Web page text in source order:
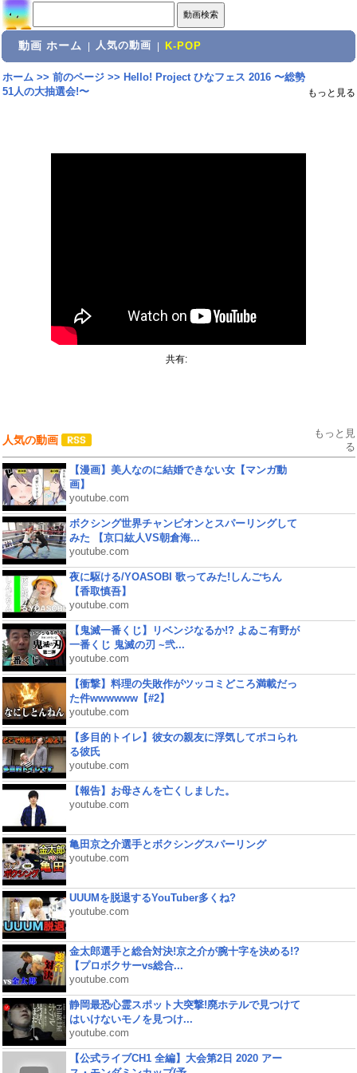
動画 ホーム 人気の動画 K-POP
ホーム>> 前のページ>> Hello! Project ひなフェス 2016 〜総勢
51人の大抽選会!〜
もっと見る
共有:
人気の動画
もっと見
る
【漫画】美人なのに結婚できない女【マンガ動
画】
youtube.com
ボクシング世界チャンピオンとスパーリングして
みた 【京口紘人VS朝倉海...
youtube.com
夜に駆ける/YOASOBI 歌ってみた!しんごちん
【香取慎吾】
youtube.com
【鬼滅一番くじ】リベンジなるか!? よゐこ有野が
一番くじ 鬼滅の刃 ~弐...
youtube.com
【衝撃】料理の失敗作がツッコミどころ満載だっ
た件wwwwww【#2】
youtube.com
【多目的トイレ】彼女の親友に浮気してボコられ
る彼氏
youtube.com
【報告】お母さんを亡くしました。
youtube.com
亀田京之介選手とボクシングスパーリング
youtube.com
UUUMを脱退するYouTuber多くね?
youtube.com
金太郎選手と総合対決!京之介が腕十字を決める!?
【プロボクサーvs総合...
youtube.com
静岡最恐心霊スポット大突撃!廃ホテルで見つけて
はいけないモノを見つけ...
youtube.com
【公式ライブCH1 全編】大会第2日 2020 アー